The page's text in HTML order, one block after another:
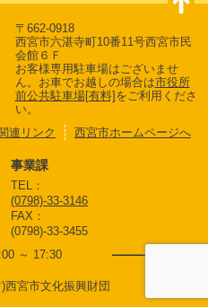
連リンク 西宮市ホームページへ
〒662-0918
西宮市六湛寺町10番11号西宮市民
会館６Ｆ
お客様専用駐車場はございませ
ん。 お車でお越しの場合は市役所
前公共駐車場[有料] をご利用くださ
い。
事業課
TEL：
(0798)-33-3146
FAX：
(0798)-33-3455
～ 17:30
西宮市文化振興財団